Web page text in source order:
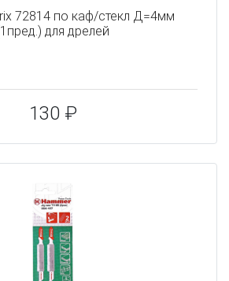
72814 по каф/стекл Д=4мм
для дрелей
130 ₽